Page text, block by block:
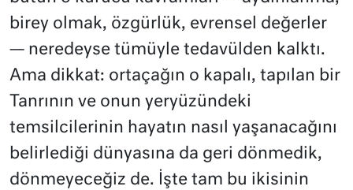
birey olmak, özgürlük, evrensel değerler
— neredeyse tümüyle tedavülden kalktı.
Ama dikkat: ortaçağın o kapalı, tapılan bir
Tanrının ve onun yeryüzündeki
temsilcilerinin hayatın nasıl yaşanacağını
belirlediği dünyasına da geri dönmedik,
dönmeyeceğiz de. İşte tam bu ikisinin